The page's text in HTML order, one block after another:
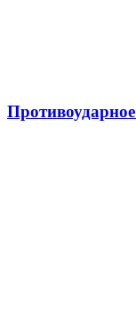
Противоударное